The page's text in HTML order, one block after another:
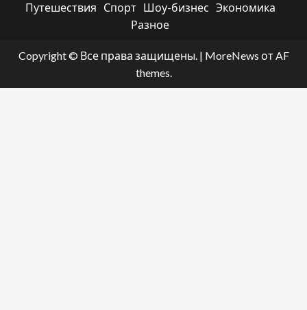
Путешествия
Спорт Шоу-бизнес Экономика
Разное
Copyright © Все права защищены. | MoreNews от AF
themes.